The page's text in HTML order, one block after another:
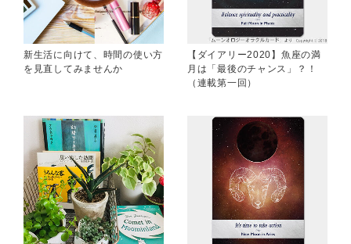
新生活に向けて、時間の使い方
を見直してみませんか
【ダイアリー2020】魚座の満
月は「最後のチャンス」？！
（連載第一回）